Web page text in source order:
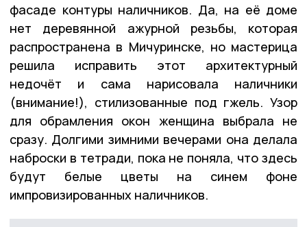
фасаде контуры наличников. Да, на её доме
нет деревянной ажурной резьбы, которая
распространена в Мичуринске, но мастерица
решила исправить этот архитектурный
недочёт и сама нарисовала наличники
(внимание!), стилизованные под гжель. Узор
для обрамления окон женщина выбрала не
сразу. Долгими зимними вечерами она делала
наброски в тетради, пока не поняла, что здесь
будут белые цветы на синем фоне
импровизированных наличников.